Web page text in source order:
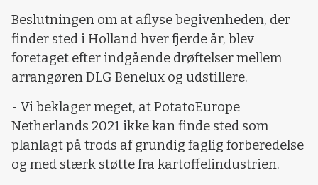
Beslutningen om at aflyse begivenheden, der
finder sted i Holland hver fjerde år, blev
foretaget efter indgående drøftelser mellem
arrangøren DLG Benelux og udstillere.
- Vi beklager meget, at PotatoEurope
Netherlands 2021 ikke kan finde sted som
planlagt på trods af grundig faglig forberedelse
og med stærk støtte fra kartoffelindustrien.